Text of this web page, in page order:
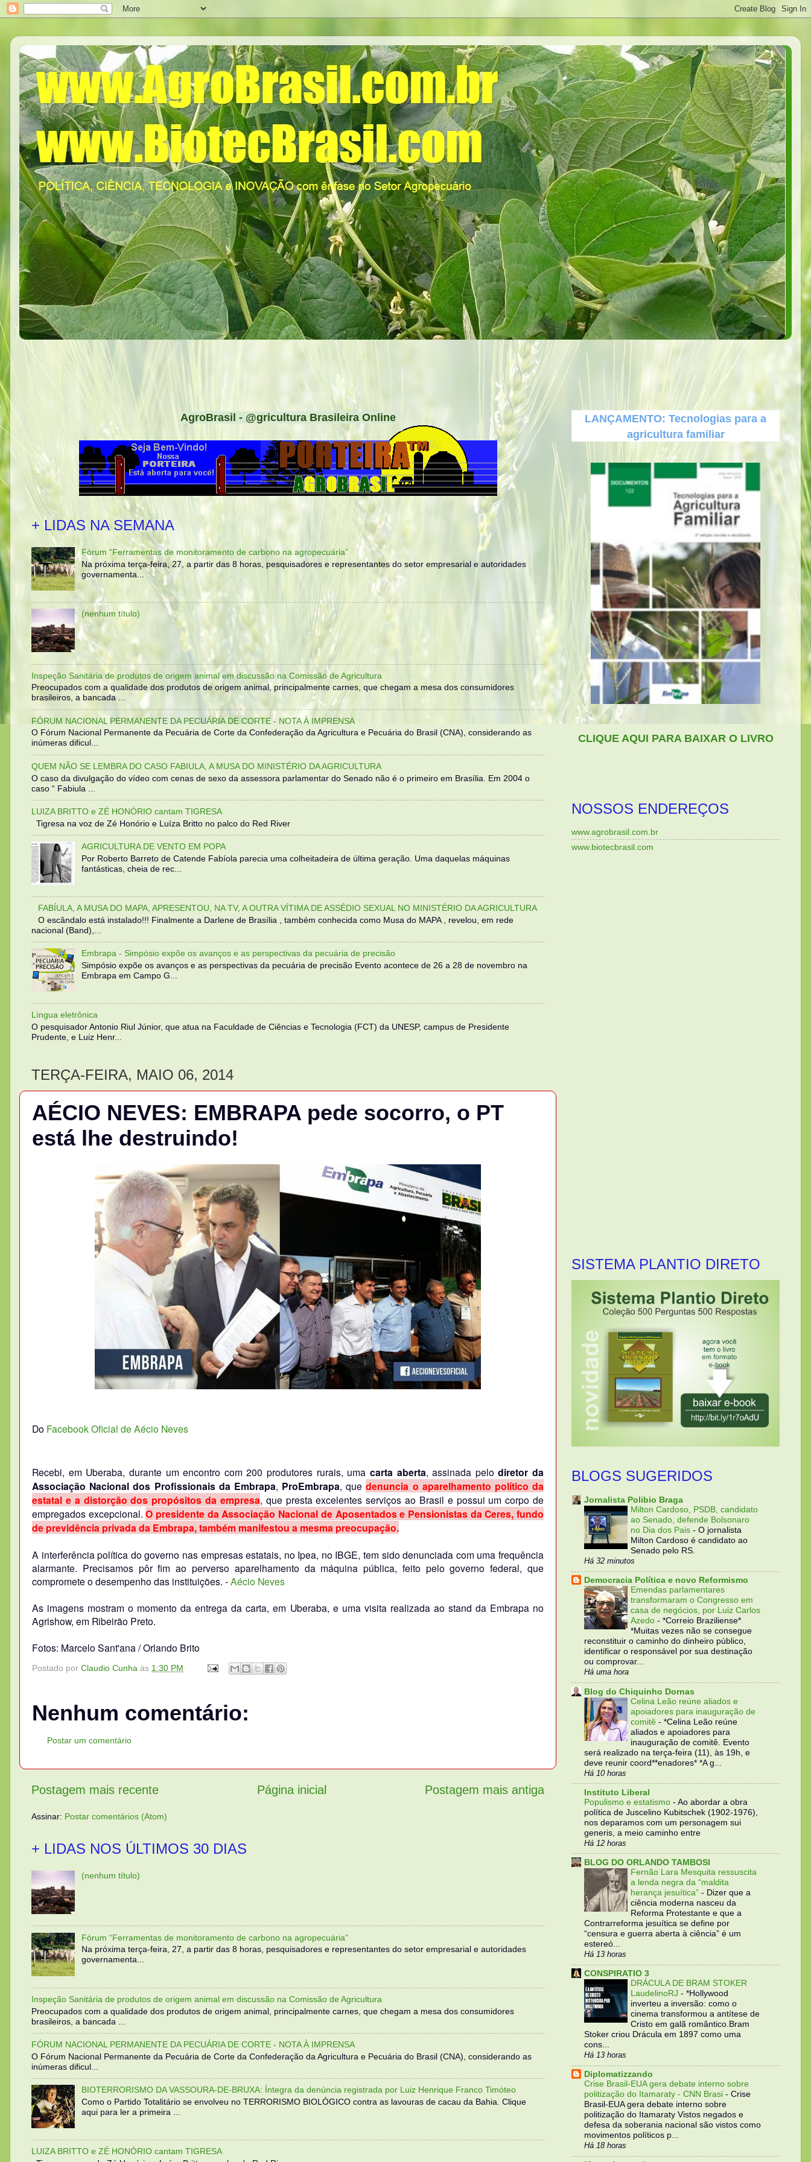
AgroBrasil - @gricultura Brasileira Online
+ LIDAS NA SEMANA
Fórum “Ferramentas de monitoramento de carbono na agropecuária”
Na próxima terça-feira, 27, a partir das 8 horas, pesquisadores e representantes do setor empresarial e autoridades
governamenta...
(nenhum título)
Inspeção Sanitária de produtos de origem animal em discussão na Comissão de Agricultura
Preocupados com a qualidade dos produtos de origem animal, principalmente carnes, que chegam a mesa dos consumidores
brasileiros, a bancada ...
FÓRUM NACIONAL PERMANENTE DA PECUÁRIA DE CORTE - NOTA À IMPRENSA
O Fórum Nacional Permanente da Pecuária de Corte da Confederação da Agricultura e Pecuária do Brasil (CNA), considerando as
inúmeras dificul...
QUEM NÃO SE LEMBRA DO CASO FABIULA, A MUSA DO MINISTÉRIO DA AGRICULTURA
O caso da divulgação do vídeo com cenas de sexo da assessora parlamentar do Senado não é o primeiro em Brasília. Em 2004 o
caso “ Fabiula ...
LUIZA BRITTO e ZÉ HONÓRIO cantam TIGRESA
Tigresa na voz de Zé Honório e Luíza Britto no palco do Red River
AGRICULTURA DE VENTO EM POPA
Por Roberto Barreto de Catende Fabíola parecia uma colheitadeira de última geração. Uma daquelas máquinas
fantásticas, cheia de rec...
FABÍULA, A MUSA DO MAPA, APRESENTOU, NA TV, A OUTRA VÍTIMA DE ASSÉDIO SEXUAL NO MINISTÉRIO DA AGRICULTURA
O escândalo está instalado!!! Finalmente a Darlene de Brasília , também conhecida como Musa do MAPA , revelou, em rede
nacional (Band),...
Embrapa - Simpósio expõe os avanços e as perspectivas da pecuária de precisão
Simpósio expõe os avanços e as perspectivas da pecuária de precisão Evento acontece de 26 a 28 de novembro na
Embrapa em Campo G...
Língua eletrônica
O pesquisador Antonio Riul Júnior, que atua na Faculdade de Ciências e Tecnologia (FCT) da UNESP, campus de Presidente
Prudente, e Luiz Henr...
TERÇA-FEIRA, MAIO 06, 2014
AÉCIO NEVES: EMBRAPA pede socorro, o PT
está lhe destruindo!
Do Facebook Oficial de Aécio Neves
Recebi, em Uberaba, durante um encontro com 200 produtores rurais, uma carta aberta, assinada pelodiretor da
Associação Nacional dos Profissionais da Embrapa, ProEmbrapa, quedenuncia o aparelhamento político da
estatal e a distorção dos propósitos da empresa, que presta excelentes serviços ao Brasil e possui um corpo de
empregados excepcional.O presidente da Associação Nacional de Aposentados e Pensionistas da Ceres, fundo
de previdência privada da Embrapa, também manifestou a mesma preocupação.
A interferência política do governo nas empresas estatais, no Ipea, no IBGE, tem sido denunciada com uma frequência
alarmante. Precisamos pôr fim ao perverso aparelhamento da máquina pública, feito pelo governo federal, que
compromete o desempenho das instituições. -Aécio Neves
As imagens mostram o momento da entrega da carta, em Uberaba, e uma visita realizada ao stand da Embrapa no
Agrishow, em Ribeirão Preto.
Fotos: Marcelo Sant'ana / Orlando Brito
Postado por Claudio Cunha às 1:30 PM
Nenhum comentário:
Postar um comentário
Postagem mais recente Postagem mais antiga
Página inicial
Assinar: Postar comentários (Atom)
+ LIDAS NOS ÚLTIMOS 30 DIAS
(nenhum título)
Fórum “Ferramentas de monitoramento de carbono na agropecuária”
Na próxima terça-feira, 27, a partir das 8 horas, pesquisadores e representantes do setor empresarial e autoridades
governamenta...
Inspeção Sanitária de produtos de origem animal em discussão na Comissão de Agricultura
Preocupados com a qualidade dos produtos de origem animal, principalmente carnes, que chegam a mesa dos consumidores
brasileiros, a bancada ...
FÓRUM NACIONAL PERMANENTE DA PECUÁRIA DE CORTE - NOTA À IMPRENSA
O Fórum Nacional Permanente da Pecuária de Corte da Confederação da Agricultura e Pecuária do Brasil (CNA), considerando as
inúmeras dificul...
BIOTERRORISMO DA VASSOURA-DE-BRUXA: Íntegra da denúncia registrada por Luiz Henrique Franco Timóteo
Como o Partido Totalitário se envolveu no TERRORISMO BIOLÓGICO contra as lavouras de cacau da Bahia. Clique
aqui para ler a primeira ...
LUIZA BRITTO e ZÉ HONÓRIO cantam TIGRESA
LANÇAMENTO: Tecnologias para a
agricultura familiar
CLIQUE AQUI PARA BAIXAR O LIVRO
NOSSOS ENDEREÇOS
www.agrobrasil.com.br
www.biotecbrasil.com
SISTEMA PLANTIO DIRETO
BLOGS SUGERIDOS
Jornalista Polibio Braga
Milton Cardoso, PSDB, candidato
ao Senado, defende Bolsonaro
no Dia dos Pais - O jornalista
Milton Cardoso é candidato ao
Senado pelo RS.
Há 32 minutos
Democracia Política e novo Reformismo
Emendas parlamentares
transformaram o Congresso em
casa de negócios, por Luiz Carlos
Azedo - *Correio Braziliense*
*Muitas vezes não se consegue
reconstituir o caminho do dinheiro público,
identificar o responsável por sua destinação
ou comprovar...
Há uma hora
Blog do Chiquinho Dornas
Celina Leão reúne aliados e
apoiadores para inauguração de
comitê - *Celina Leão reúne
aliados e apoiadores para
inauguração de comitê. Evento
será realizado na terça-feira (11), às 19h, e
deve reunir coord**enadores* *A g...
Há 10 horas
Instituto Liberal
Populismo e estatismo - Ao abordar a obra
política de Juscelino Kubitschek (1902-1976),
nos deparamos com um personagem sui
generis, a meio caminho entre
Há 12 horas
BLOG DO ORLANDO TAMBOSI
Fernão Lara Mesquita ressuscita
a lenda negra da “maldita
herança jesuítica” - Dizer que a
ciência moderna nasceu da
Reforma Protestante e que a
Contrarreforma jesuítica se define por
“censura e guerra aberta à ciência” é um
estereó...
Há 13 horas
CONSPIRATIO 3
DRÁCULA DE BRAM STOKER
LaudelinoRJ - *Hollywood
inverteu a inversão: como o
cinema transformou a antítese de
Cristo em galã romântico.Bram
Stoker criou Drácula em 1897 como uma
cons...
Há 13 horas
Diplomatizzando
Crise Brasil-EUA gera debate interno sobre
politização do Itamaraty - CNN Brasi - Crise
Brasil-EUA gera debate interno sobre
politização do Itamaraty Vistos negados e
defesa da soberania nacional são vistos como
movimentos políticos p...
Há 18 horas